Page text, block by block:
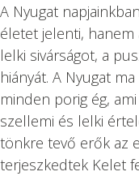
A Nyugat
életet jelenti, hanem
lelki sivárságot, a
hiányát. A Nyugat
minden porig ég,
szellemi és lelki
tönkre tevő erők az
terjeszkedtek Kelet